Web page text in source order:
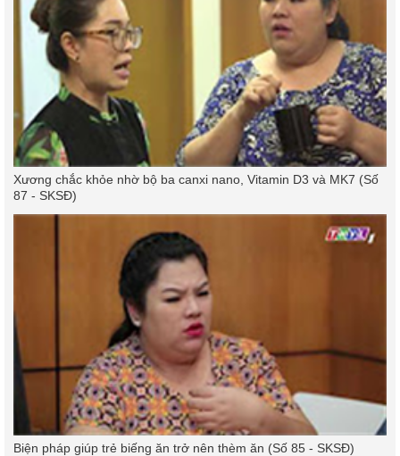
Xương chắc khỏe nhờ bộ ba canxi nano, Vitamin D3 và MK7 (Số
87 - SKSĐ)
Biện pháp giúp trẻ biếng ăn trở nên thèm ăn (Số 85 - SKSĐ)